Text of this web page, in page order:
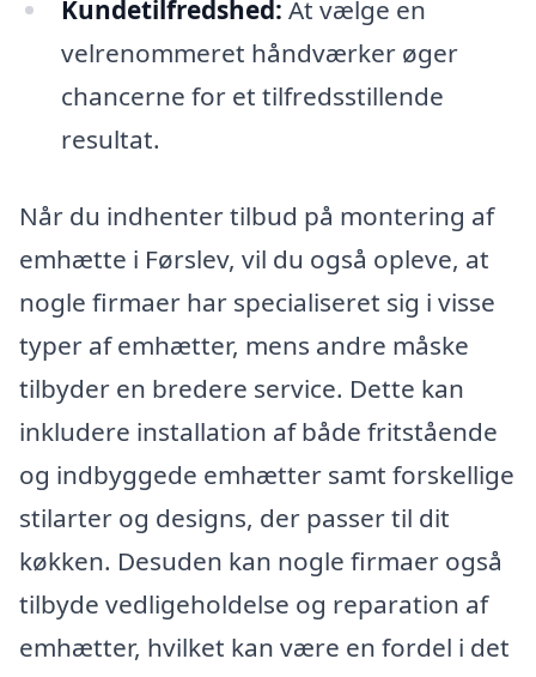
Kundetilfredshed: At vælge en
velrenommeret håndværker øger
chancerne for et tilfredsstillende
resultat.
Når du indhenter tilbud på montering af
emhætte i Førslev, vil du også opleve, at
nogle firmaer har specialiseret sig i visse
typer af emhætter, mens andre måske
tilbyder en bredere service. Dette kan
inkludere installation af både fritstående
og indbyggede emhætter samt forskellige
stilarter og designs, der passer til dit
køkken. Desuden kan nogle firmaer også
tilbyde vedligeholdelse og reparation af
emhætter, hvilket kan være en fordel i det